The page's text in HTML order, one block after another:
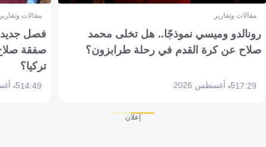
مقالات وتقارير
رونالدو وميسي نموذجًا.. هل تخلى محمد
صلاح عن كرة القدم في رحلة طرابزون؟
17:295 أغسطس 2026
مقالات
فصل جديد
صفقة
تركيا؟
14:495 أغسطس 2026
إعلان